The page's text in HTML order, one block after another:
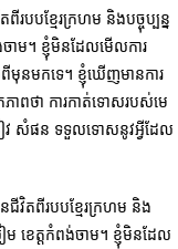
របបខ្មែរក្រហម និងបច្ចុប្បន្ន
ម។ ខ្ញុំមិនដែលមើលការ
មុនមកទេ។ ខ្ញុំឃើញមានការ
ាពថា ការកាត់ទោសរបស់មេ
ៀវ សំផន ទទួលទោសនូវអ្វីដែល
វិតពីរបបខ្មែរក្រហម និង
ខេត្តកំពង់ចាម។ ខ្ញុំមិនដែល